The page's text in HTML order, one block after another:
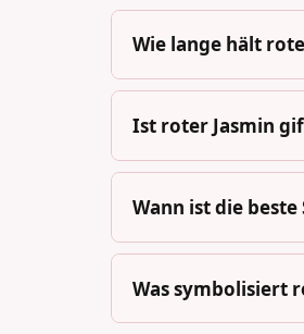
Wie lange hält
Ist roter Jasmin
Wann ist die
Was symbolisiert